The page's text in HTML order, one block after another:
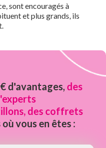
sont encouragés à
et plus grands, ils
d'avantages, des
des coffrets
vous en êtes :